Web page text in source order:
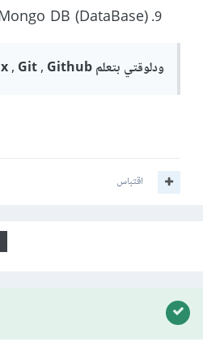
(DataBase) Mongo DB
ودلوقتي بتعلم Redux , Git , Github
اقتباس